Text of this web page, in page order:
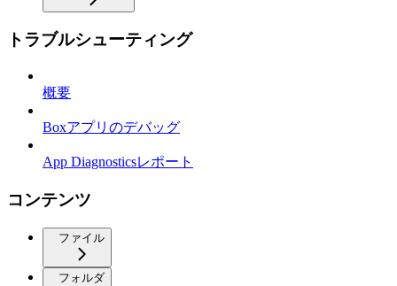
トラブルシューティング
概要
Boxアプリのデバッグ
App Diagnosticsレポート
コンテンツ
ファイル
フォルダ